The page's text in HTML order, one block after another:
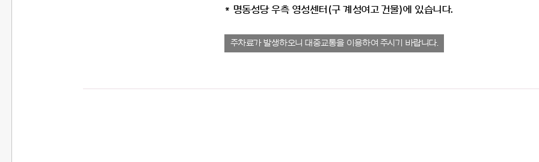
* 명동성당 우측 영성센터(구 계성여고 건물)에 있습니다.
주차료가 발생하오니 대중교통을 이용하여 주시기 바랍니다.